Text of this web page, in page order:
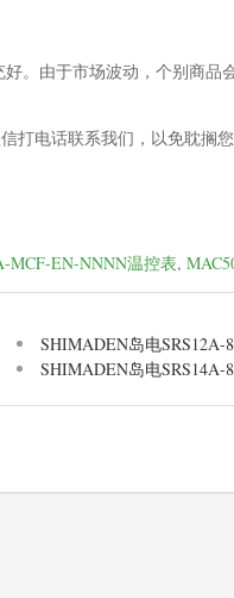
。由于市场波动，个别商品
打电话联系我们，以免耽搁您
MCF-EN-NNNN温控表,
SHIMADEN岛电SRS12A-
SHIMADEN岛电SRS14A-